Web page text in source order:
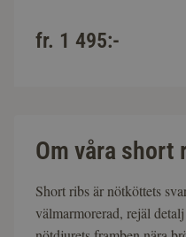
Om våra short
Short ribs är nötköttets
välmarmorerad, rejäl
fr. 1 495:-